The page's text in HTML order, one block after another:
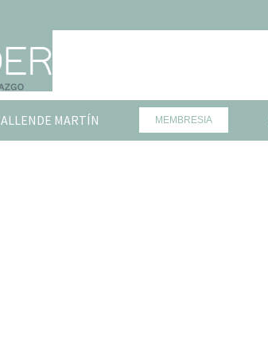
ALLENDE MARTÍN MEMBRESIA